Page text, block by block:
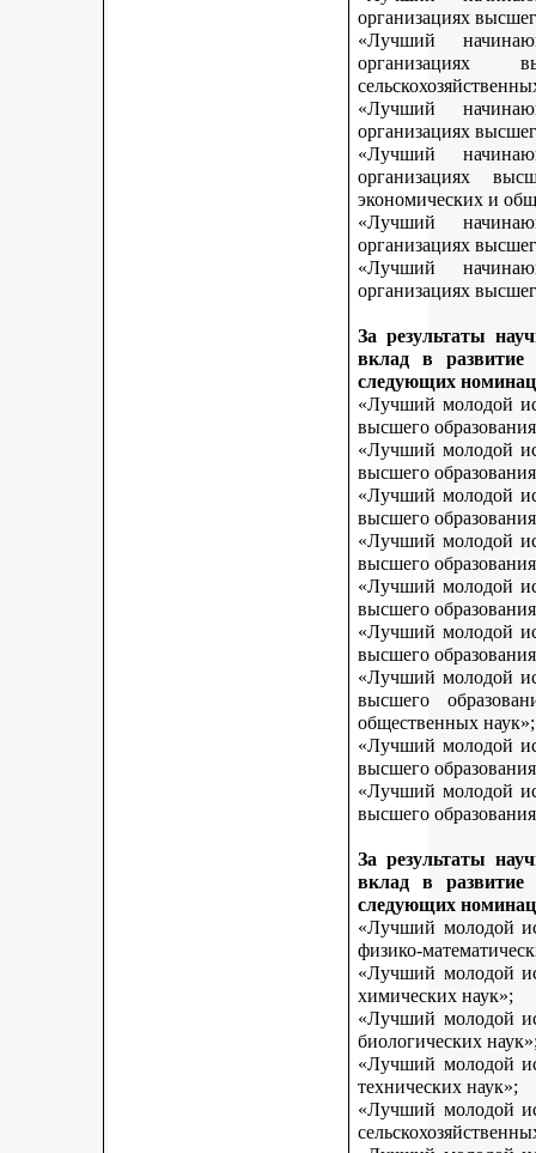
организациях
«Лучший
организациях
«Лучший
организациях
«Лучший
организациях
экономических и
«Лучший
организациях
«Лучший
организациях
За результаты
вклад в развитие
следующих
«Лучший молодой
высшего
«Лучший молодой
высшего
«Лучший молодой
высшего
«Лучший молодой
высшего
«Лучший молодой
высшего
«Лучший молодой
высшего
«Лучший молодой
высшего
общественных наук»;
«Лучший молодой
высшего
«Лучший молодой
высшего
За результаты
вклад в развитие
следующих
«Лучший молодой
физико-
«Лучший молодой
химических наук»;
«Лучший молодой
биологических
«Лучший молодой
технических наук»;
«Лучший молодой